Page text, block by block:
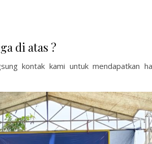
di atas ?
kontak kami untuk mendapatkan